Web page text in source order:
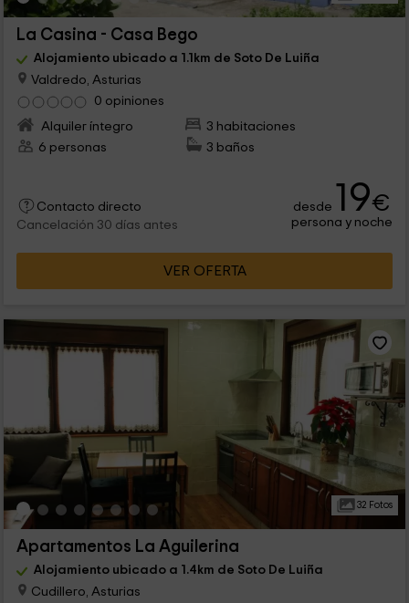
La Casina - Casa Bego
Alojamiento ubicado a 1.1km de Soto De Luiña
Valdredo, Asturias
0 opiniones
Alquiler íntegro
3 habitaciones
6 personas
3 baños
Contacto directo
Cancelación 30 días antes
desde 19€
persona y noche
VER OFERTA
32 Fotos
Apartamentos La Aguilerina
Alojamiento ubicado a 1.4km de Soto De Luiña
Cudillero, Asturias